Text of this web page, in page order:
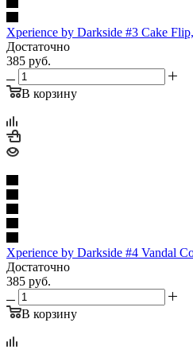
Xperience by Darkside #3 Cake
Достаточно
385 руб.
В корзину
Xperience by Darkside #4 Vandal
Достаточно
385 руб.
В корзину